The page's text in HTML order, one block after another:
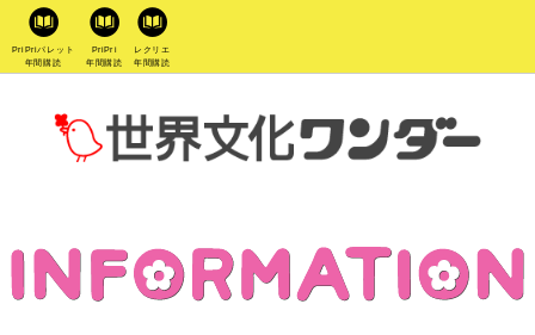
PriPriパレット
年間購読
PriPri
年間購読
レクリエ
年間購読